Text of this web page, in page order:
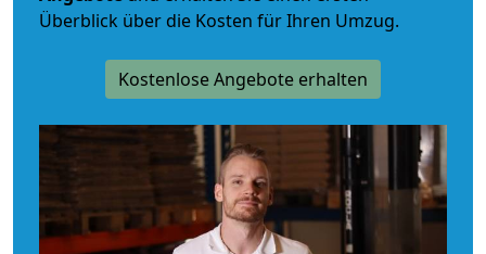
Überblick über die Kosten für Ihren Umzug.
Kostenlose Angebote erhalten